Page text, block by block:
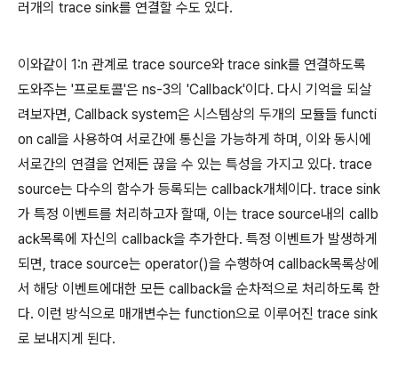
러개의 trace sink를 연결할 수도 있다.
이와같이 1:n 관계로 trace source와 trace sink를 연결하도록
도와주는 '프로토콜'은 ns-3의 'Callback'이다. 다시 기억을 되살
려보자면, Callback system은 시스템상의 두개의 모듈들 functi
on call을 사용하여 서로간에 통신을 가능하게 하며, 이와 동시에
서로간의 연결을 언제든 끊을 수 있는 특성을 가지고 있다. trace
source는 다수의 함수가 등록되는 callback개체이다. trace sink
가 특정 이벤트를 처리하고자 할때, 이는 trace source내의 callb
ack목록에 자신의 callback을 추가한다. 특정 이벤트가 발생하게
되면, trace source는 operator()을 수행하여 callback목록상에
서 해당 이벤트에대한 모든 callback을 순차적으로 처리하도록 한
다. 이런 방식으로 매개변수는 function으로 이루어진 trace sink
로 보내지게 된다.